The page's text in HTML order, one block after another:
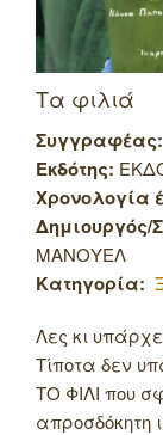
Τα φιλιά
Συγγραφέας:
Εκδότης:
Χρονολογία
Δημιουργός/
ΜΑΝΟΥΕΛ
Κατηγορία:
Λες κι
Τίποτα δεν
ΤΟ ΦΙΛΙ που
απροσδόκητη